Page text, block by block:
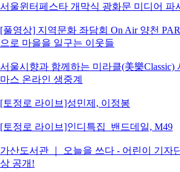
서울윈터페스타 개막식 광화문 미디어 파
[풀영상] 지역문화 좌담회 On Air 양천
으로 마을을 일구는 이웃들
서울시향과 함께하는 미라클(美樂Classic)
마스 온라인 생중계
[토정로 라이브]성민제, 이정봉
[토정로 라이브]인디특집_밴드데일, M49
가산도서관 ｜ 오늘을 쓰다 - 어린이 기자
상 공개!